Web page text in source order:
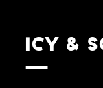
ICY &